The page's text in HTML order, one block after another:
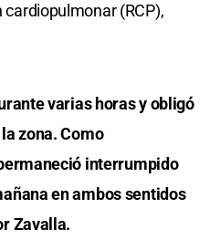
(RCP),
varias horas y obligó
zona. Como
interrumpido
en ambos sentidos
Zavalla.